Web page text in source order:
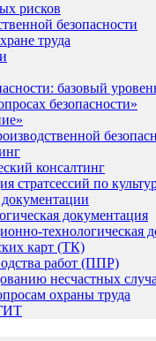
рисков
безопасности
труда
базовый
безопасности»
консалтинг
стратсессий по
документация
технологическая
карт (ТК)
работ (ППР)
несчастных
охраны труда